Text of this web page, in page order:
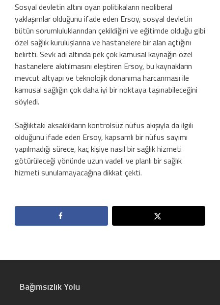
Sosyal devletin altını oyan politikaların neoliberal
yaklaşımlar olduğunu ifade eden Ersoy, sosyal devletin
bütün sorumluluklarından çekildiğini ve eğitimde olduğu gibi
özel sağlık kuruluşlarına ve hastanelere bir alan açtığını
belirtti. Sevk adı altında pek çok kamusal kaynağın özel
hastanelere akıtılmasını eleştiren Ersoy, bu kaynakların
mevcut altyapı ve teknolojik donanıma harcanması ile
kamusal sağlığın çok daha iyi bir noktaya taşınabileceğini
söyledi.
Sağlıktaki aksaklıkların kontrolsüz nüfus akışıyla da ilgili
olduğunu ifade eden Ersoy, kapsamlı bir nüfus sayımı
yapılmadığı sürece, kaç kişiye nasıl bir sağlık hizmeti
götürüleceği yönünde uzun vadeli ve planlı bir sağlık
hizmeti sunulamayacağına dikkat çekti.
Bağımsızlık Yolu